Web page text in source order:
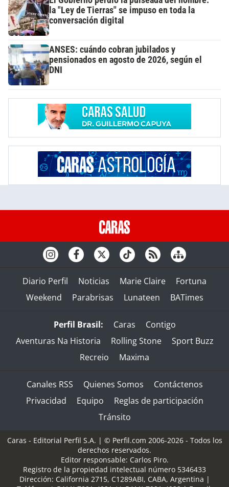
la "Ley de Tierras" se impuso en toda la
conversación digital
ANSES: cuándo cobran jubilados y
pensionados en agosto de 2026, según el
DNI
Diario Perfil Noticias Marie Claire
Fortuna
Weekend
Parabrisas Lunateen BATimes
Perfil Brasil: Caras
Contigo
Aventuras Na Historia
Rolling Stone
Sport Buzz
Recreio
Maxima
Canales RSS Quienes Somos
Contáctenos
Privacidad
Equipo
Reglas de participación
Tránsito
Caras - Editorial Perfil S.A. | © Perfil.com 2006-2026 - Todos los
derechos reservados.
Editor responsable: Carlos Piro.
Registro de la propiedad intelectual número 5346433
Dirección: California 2715, C1289ABI, CABA, Argentina |